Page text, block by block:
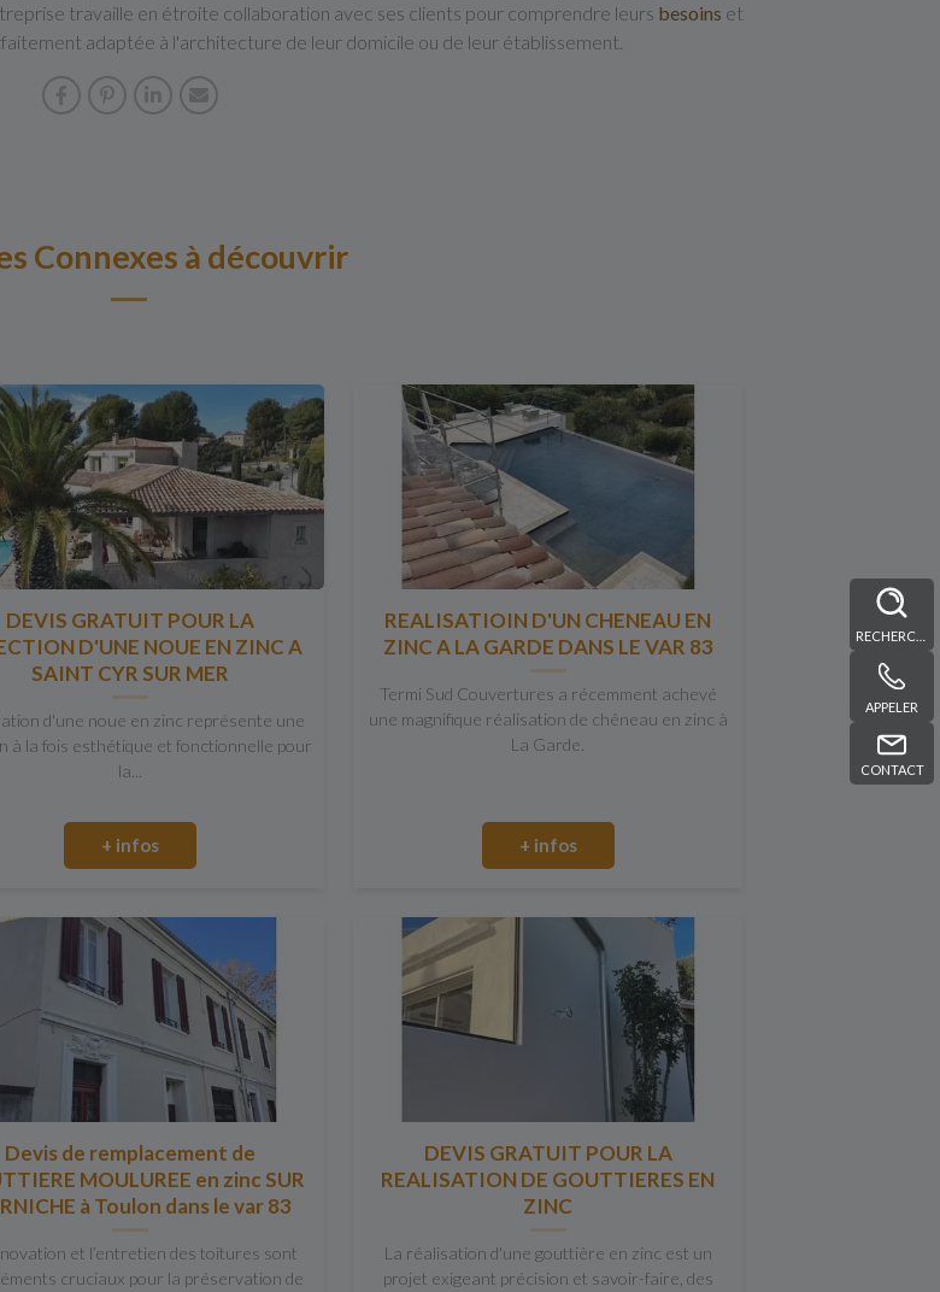
APPELER
CONTACT
travaille en étroite collaboration avec ses clients pour comprendre leurs besoins et
adaptée à l'architecture de leur domicile ou de leur établissement.
Connexes à découvrir
DEVIS GRATUIT POUR LA
D'UNE NOUE EN ZINC A
SAINT CYR SUR MER
d'une noue en zinc représente une
à la fois esthétique et fonctionnelle pour
la...
+ infos
REALISATIOIN D'UN CHENEAU EN
ZINC A LA GARDE DANS LE VAR 83
Termi Sud Couvertures a récemment achevé
une magnifique réalisation de chêneau en zinc à
La Garde.
+ infos
Devis de remplacement de
MOULUREE en zinc SUR
à Toulon dans le var 83
et l’entretien des toitures sont
cruciaux pour la préservation de
DEVIS GRATUIT POUR LA
REALISATION DE GOUTTIERES EN
ZINC
La réalisation d'une gouttière en zinc est un
projet exigeant précision et savoir-faire, des